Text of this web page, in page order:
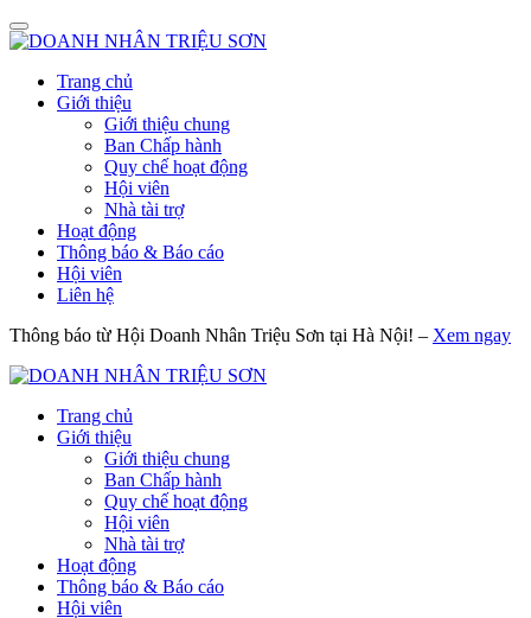
Trang chủ
Giới thiệu
Giới thiệu chung
Ban Chấp hành
Quy chế hoạt động
Hội viên
Nhà tài trợ
Hoạt động
Thông báo & Báo cáo
Hội viên
Liên hệ
Thông báo từ Hội Doanh Nhân Triệu Sơn tại Hà Nội! – Xem ngay
Trang chủ
Giới thiệu
Giới thiệu chung
Ban Chấp hành
Quy chế hoạt động
Hội viên
Nhà tài trợ
Hoạt động
Thông báo & Báo cáo
Hội viên